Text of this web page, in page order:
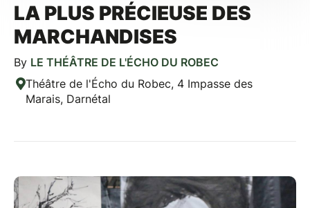
LA PLUS PRÉCIEUSE DES
MARCHANDISES
By LE THÉÂTRE DE L'ÉCHO DU ROBEC
Théâtre de l'Écho du Robec, 4 Impasse des
Marais, Darnétal